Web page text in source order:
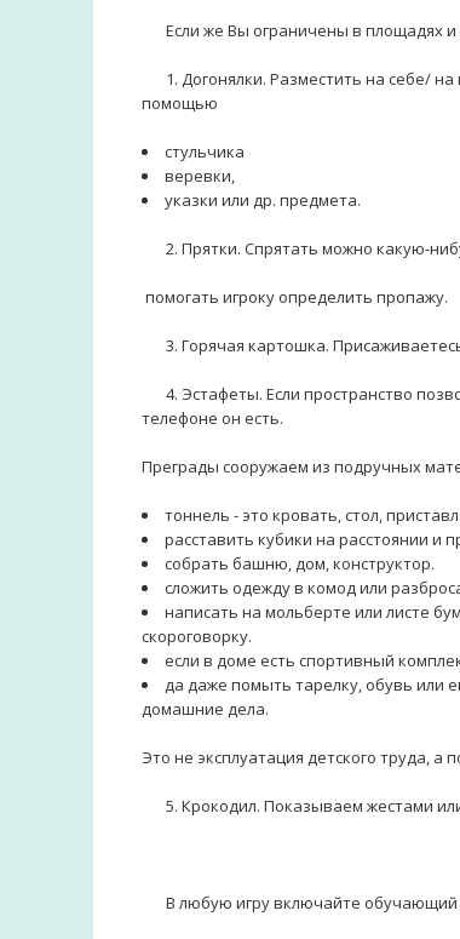
⠀⠀Если же Вы ограничены в площадях
⠀⠀1. Догонялки. Разместить на себе/
помощью⠀⠀
стульчика⠀⠀⠀⠀
веревки,
указки или др. предмета.⠀⠀
⠀⠀2. Прятки. Спрятать можно какую-
помогать игроку определить пропажу.⠀⠀
⠀⠀3. Горячая картошка.
⠀⠀4. Эстафеты. Если пространство
телефоне он есть.⠀⠀
Преграды сооружаем из подручных
тоннель - это кровать, стол,
расставить кубики на расстоянии и
собрать башню, дом, конструктор.⠀⠀
сложить одежду в комод или
написать на мольберте или листе
скороговорку.⠀⠀
если в доме есть спортивный
да даже помыть тарелку, обувь или
домашние дела.⠀
Это не эксплуатация детского труда, а
⠀⠀5. Крокодил. Показываем жестами
⠀⠀В любую игру включайте обучающий